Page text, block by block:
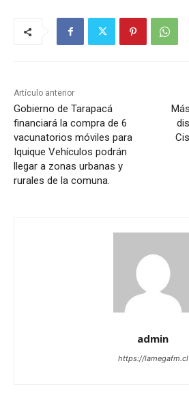
Artículo anterior
Gobierno de Tarapacá
financiará la compra de 6
vacunatorios móviles para
Iquique Vehículos podrán
llegar a zonas urbanas y
rurales de la comuna.
admin
https://lamegafm.cl